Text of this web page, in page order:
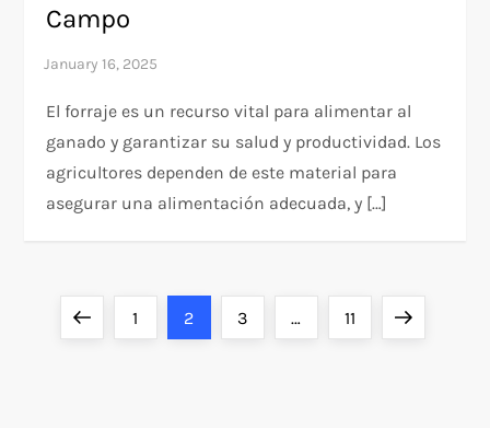
Campo
El forraje es un recurso vital para alimentar al
ganado y garantizar su salud y productividad. Los
agricultores dependen de este material para
asegurar una alimentación adecuada, y […]
PreviousPage
1 Page
2 Page
3 … Page
11 Next